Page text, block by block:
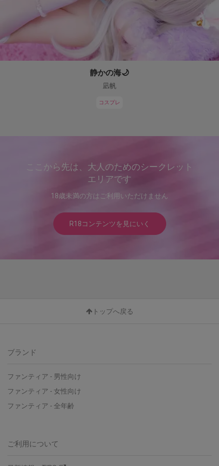
静かの海🌙
凪帆
コスプレ
ここから先は、大人のためのシークレット
エリアです
18歳未満の方はご利用いただけません
R18コンテンツを見にいく
トップへ戻る
ブランド
ファンティア - 男性向け
ファンティア - 女性向け
ファンティア - 全年齢
ご利用について